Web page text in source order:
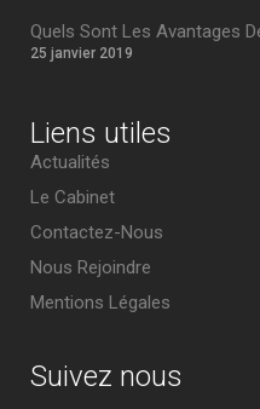
Quels Sont Les Avantages
25 janvier 2019
Liens utiles
Actualités
Le Cabinet
Contactez-Nous
Nous Rejoindre
Mentions Légales
Suivez nous